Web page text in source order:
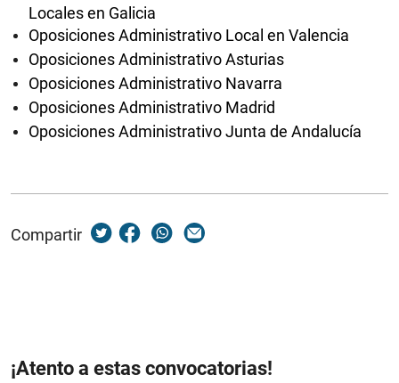
Locales en Galicia
Oposiciones Administrativo Local en Valencia
Oposiciones Administrativo Asturias
Oposiciones Administrativo Navarra
Oposiciones Administrativo Madrid
Oposiciones Administrativo Junta de Andalucía
Compartir
¡Atento a estas convocatorias!